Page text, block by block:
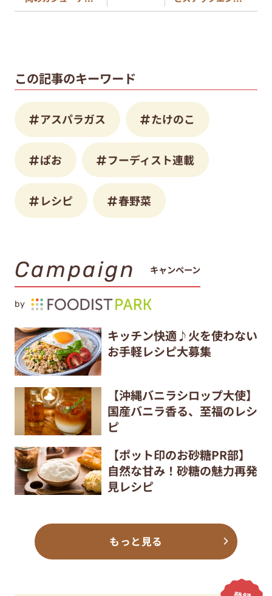
この記事のキーワード
アスパラガス たけのこ
ぱお フーディスト連載
レシピ 春野菜
Campaign キャンペーン
by
キッチン快適♪火を使わない
お手軽レシピ大募集
【沖縄バニラシロップ大使】
国産バニラ香る、至福のレシ
ピ
【ポット印のお砂糖PR部】
自然な甘み！砂糖の魅力再発
見レシピ
もっと見る